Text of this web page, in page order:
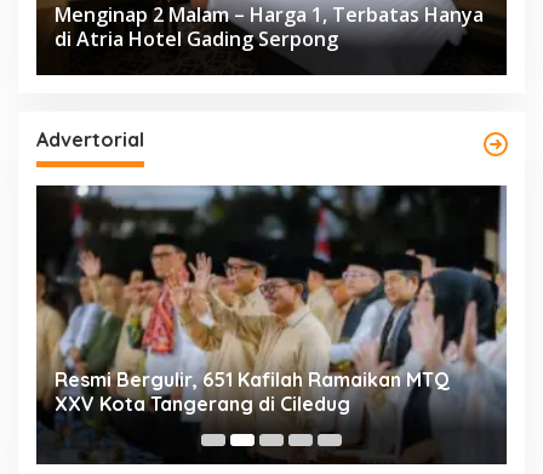
Menginap 2 Malam – Harga 1, Terbatas Hanya
di Atria Hotel Gading Serpong
Advertorial
Resmi Bergulir, 651 Kafilah Ramaikan MTQ
XXV Kota Tangerang di Ciledug